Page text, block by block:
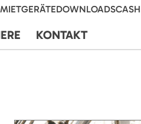
DOWNLOADS
KONTAKT